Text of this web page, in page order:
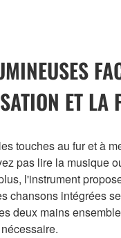
ET LA
touches au fur et à
pas lire la musique
l'instrument
chansons intégrées
deux mains